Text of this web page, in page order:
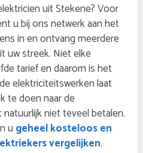
uit Stekene? Voor
u bij ons netwerk aan het
in en ontvang meerdere
uw streek. Niet elke
tarief en daarom is het
elektriciteitswerken laat
te doen naar de
natuurlijk niet teveel betalen.
u geheel kosteloos en
vergelijken.